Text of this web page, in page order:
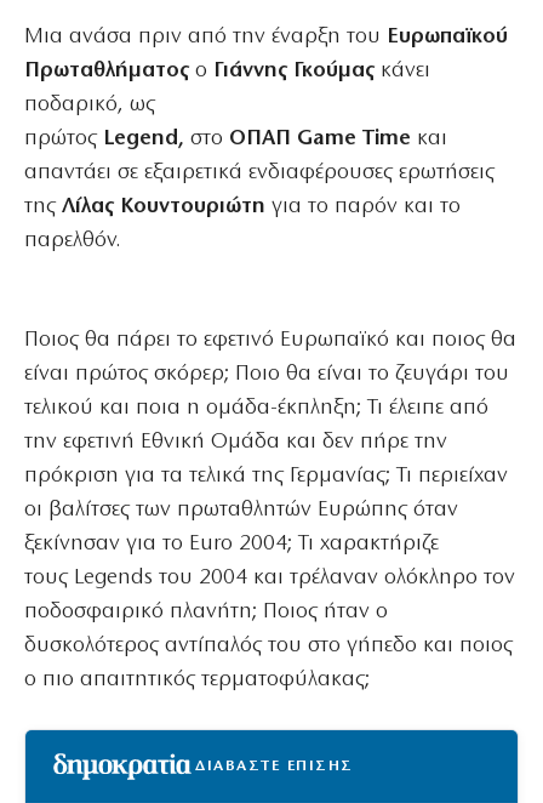
Μια ανάσα πριν από την έναρξη του Ευρωπαϊκού
Πρωταθλήματος ο Γιάννης Γκούμας κάνει
ποδαρικό, ως
πρώτος Legend, στο ΟΠΑΠ Game Time και
απαντάει σε εξαιρετικά ενδιαφέρουσες ερωτήσεις
της Λίλας Κουντουριώτη για το παρόν και το
παρελθόν.
Ποιος θα πάρει το εφετινό Ευρωπαϊκό και ποιος θα
είναι πρώτος σκόρερ; Ποιο θα είναι το ζευγάρι του
τελικού και ποια η ομάδα-έκπληξη; Τι έλειπε από
την εφετινή Εθνική Ομάδα και δεν πήρε την
πρόκριση για τα τελικά της Γερμανίας; Τι περιείχαν
οι βαλίτσες των πρωταθλητών Ευρώπης όταν
ξεκίνησαν για το Euro 2004; Τι χαρακτήριζε
τους Legends του 2004 και τρέλαναν ολόκληρο τον
ποδοσφαιρικό πλανήτη; Ποιος ήταν ο
δυσκολότερος αντίπαλός του στο γήπεδο και ποιος
ο πιο απαιτητικός τερματοφύλακας;
ΔΙΑΒΑΣΤΕ ΕΠΙΣΗΣ